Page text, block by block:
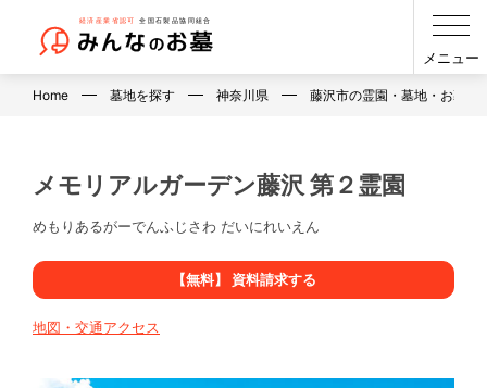
メニュー
Home 墓地を探す 神奈川県 藤沢市の霊園・墓地・お墓
メモリアルガーデン藤沢 第２霊園
めもりあるがーでんふじさわ だいにれいえん
【無料】 資料請求する
地図・交通アクセス